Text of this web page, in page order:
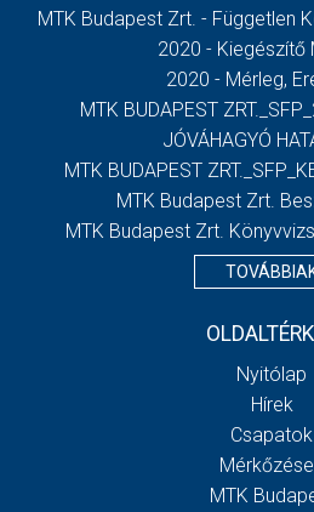
MTK Budapest Zrt. - Független
2020 - Kiegészítő
2020 - Mérleg,
MTK BUDAPEST
JÓVÁHAGYÓ
MTK BUDAPEST
MTK Budapest Zrt.
MTK Budapest Zrt.
Nyitólap
Hírek
Csapatok
MTK